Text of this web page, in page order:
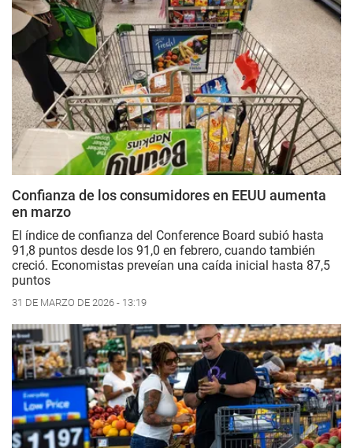
Confianza de los consumidores en EEUU aumenta
en marzo
El índice de confianza del Conference Board subió hasta
91,8 puntos desde los 91,0 en febrero, cuando también
creció. Economistas preveían una caída inicial hasta 87,5
puntos
31 DE MARZO DE 2026 - 13:19